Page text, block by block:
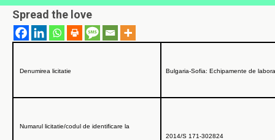
Spread the love
Denumirea licitatie Bulgaria-Sofia: Echipamente de
Numarul licitatie/codul de identificare la
2014/S 171-302824